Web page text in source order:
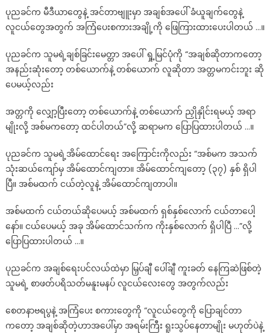
ပုညခင်က မီဒီယာတွေနဲ့ အင်တာဗျူးမှာ အချစ်အပေါ် ခံယူချက်တွေနဲ့
လူငယ်တွေအတွက် အကြံပေးစကားအချို့ကို ဖြေကြားထားပေးပါတယ် …။
ပုညခင်က သူမရဲ့ချစ်ခြင်းမေတ္တာ အပေါ် ရှု့မြင်ပုံကို “အချစ်ဆိုတာကတော့
အနည်းဆုံးတော့ တစ်ယောက်နဲ့ တစ်ယောက် လူဆိုတာ အတ္တမကင်းဘူး ဆို
ပေမယ့်လည်း
အတ္တကို လျှော့ပြီးတော့ တစ်ယောက်နဲ့ တစ်ယောက် ညှိုနှိုင်းရမယ့် အရာ
မျိုးလို့ အစ်မကတော့ ထင်ပါတယ်”လို့ ဆရာမက ပြောပြထားပါတယ် …။
ပုညခင်က သူမရဲ့အိမ်ထောင်ရေး အကြောင်းကိုလည်း “အစ်မက အသက်
သုံးဆယ်ကျော်မှ အိမ်ထောင်ကျတာ။ အိမ်ထောင်ကျတော့ (၃၇) နှစ် ရှိပါ
ပြီ။ အစ်မထက် ငယ်တဲ့လူနဲ့ အိမ်ထောင်ကျတာပါ။
အစ်မထက် ငယ်တယ်ဆိုပေမယ့် အစ်မထက် ရှစ်နှစ်လောက် ငယ်တာပေါ့
နော်။ ငယ်ပေမယ့် အခု အိမ်ထောင်သက်က ကိုးနှစ်လောက် ရှိပါပြီ …”လို့
ပြောပြထားပါတယ် …။
ပုညခင်က အချစ်ရေးပင်လယ်ထဲမှာ မြှပ်ချီ ပေါ်ချီ ကူးခတ် နေကြဆဲဖြစ်တဲ့
သူမရဲ့ စာဖတ်ပရိသတ်မနူးမနပ် လူငယ်လေးတွေ အတွက်လည်း
စေတနာဗရပွနဲ့ အကြံပေး စကားတွေကို “လူငယ်တွေကို ပြောချင်တာ
ကတော့ အချစ်ဆိုတဲ့ဟာအပေါ်မှာ အရမ်းကြီး ရူးသွပ်နေတာမျိုး မဟုတ်ပဲနဲ့